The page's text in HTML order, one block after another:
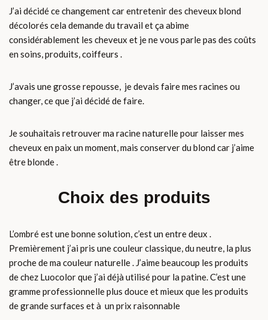
J’ai décidé ce changement car entretenir des cheveux blond
décolorés cela demande du travail et ça abime
considérablement les cheveux et je ne vous parle pas des coûts
en soins, produits, coiffeurs .
J’avais une grosse repousse, je devais faire mes racines ou
changer, ce que j’ai décidé de faire.
Je souhaitais retrouver ma racine naturelle pour laisser mes
cheveux en paix un moment, mais conserver du blond car j’aime
être blonde .
Choix des produits
L’ombré est une bonne solution, c’est un entre deux .
Premièrement j’ai pris une couleur classique, du neutre, la plus
proche de ma couleur naturelle . J’aime beaucoup les produits
de chez Luocolor que j’ai déjà utilisé pour la patine. C’est une
gramme professionnelle plus douce et mieux que les produits
de grande surfaces et à un prix raisonnable